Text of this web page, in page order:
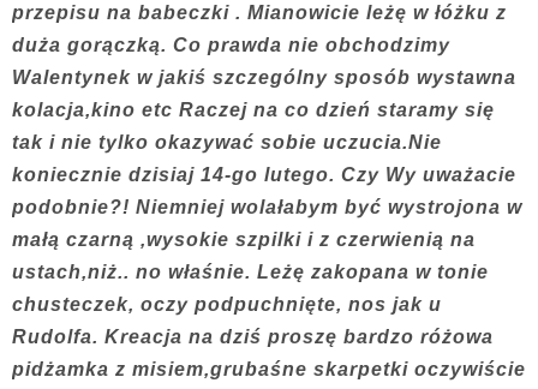
przepisu na babeczki . Mianowicie leżę w łóżku z
duża gorączką. Co prawda nie obchodzimy
Walentynek w jakiś szczególny sposób wystawna
kolacja,kino etc Raczej na co dzień staramy się
tak i nie tylko okazywać sobie uczucia.Nie
koniecznie dzisiaj 14-go lutego. Czy Wy uważacie
podobnie?! Niemniej wolałabym być wystrojona w
małą czarną ,wysokie szpilki i z czerwienią na
ustach,niż.. no właśnie. Leżę zakopana w tonie
chusteczek, oczy podpuchnięte, nos jak u
Rudolfa. Kreacja na dziś proszę bardzo różowa
pidżamka z misiem,grubaśne skarpetki oczywiście